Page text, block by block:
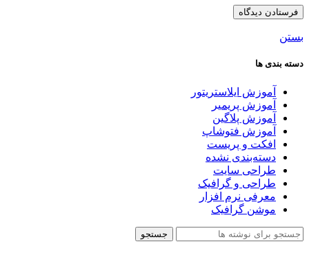
بستن
دسته بندی ها
آموزش ایلاستریتور
آموزش پریمیر
آموزش پلاگین
آموزش فتوشاپ
افکت و پریست
دسته‌بندی نشده
طراحی سایت
طراحی و گرافیک
معرفی نرم افزار
موشن گرافیک
جستجو